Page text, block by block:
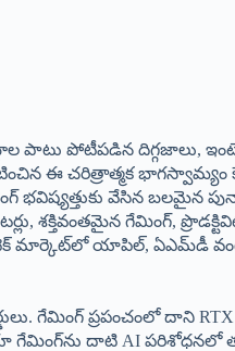
పాటు పోటీపడిన దిగ్గజాలు,
ఈ చరిత్రాత్మక
భవిష్యత్తుకు వేసిన బలమైన
శక్తివంతమైన గేమింగ్,
మార్కెట్‌లో యాపిల్, ఏఎమ్‌డీ
గేమింగ్ ప్రపంచంలో దాని
దాటి AI పరిశోధనలో